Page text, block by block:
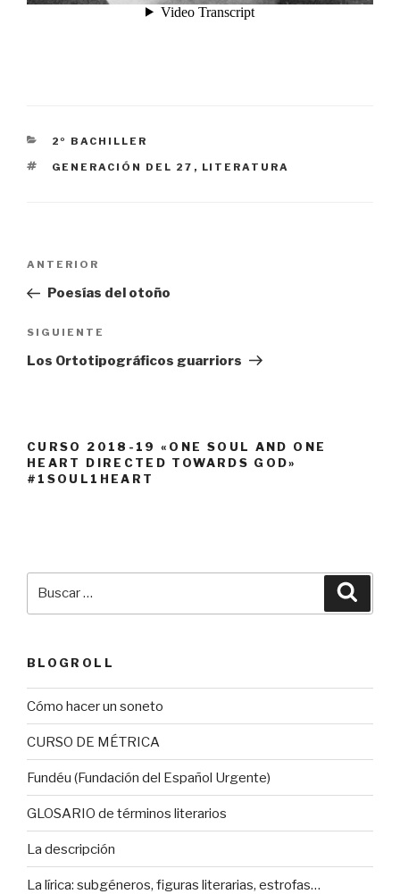
CATEGORÍAS
2º BACHILLER
ETIQUETAS
GENERACIÓN DEL 27 , LITERATURA
entradas
Entrada
anterior:
ANTERIOR
Poesías del otoño
Siguiente
entrada
SIGUIENTE
Los Ortotipográficos guarriors
CURSO 2018-19 «ONE SOUL AND ONE
HEART DIRECTED TOWARDS GOD»
#1SOUL1HEART
BLOGROLL
Cómo hacer un soneto
CURSO DE MÉTRICA
Fundéu (Fundación del Español Urgente)
GLOSARIO de términos literarios
La descripción
La lírica: subgéneros, figuras literarias, estrofas…